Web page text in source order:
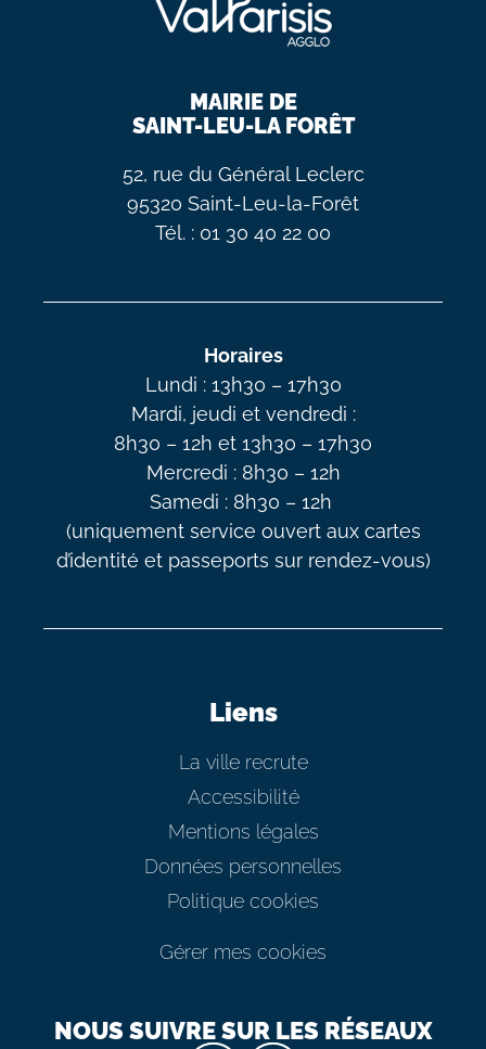
MAIRIE DE
SAINT-LEU-LA FORÊT
52, rue du Général Leclerc
95320 Saint-Leu-la-Forêt
Tél. : 01 30 40 22 00
Horaires
Lundi : 13h30 – 17h30
Mardi, jeudi et vendredi :
8h30 – 12h et 13h30 – 17h30
Mercredi : 8h30 – 12h
Samedi : 8h30 – 12h
(uniquement service ouvert aux cartes
d’identité et passeports sur rendez-vous)
Liens
La ville recrute
Accessibilité
Mentions légales
Données personnelles
Politique cookies
Gérer mes cookies
NOUS SUIVRE SUR LES RÉSEAUX